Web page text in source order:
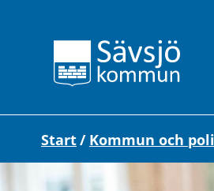
Start/ Kommun och